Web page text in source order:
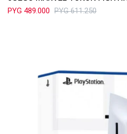
PYG 489.000 PYG 611.250